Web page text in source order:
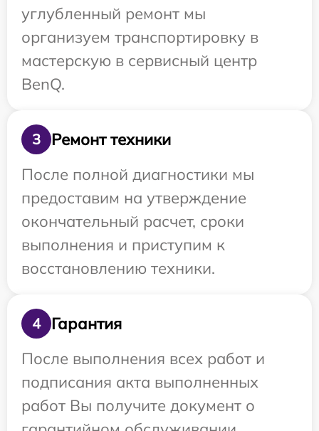
углубленный ремонт мы
организуем транспортировку в
мастерскую в сервисный центр
BenQ.
3
Ремонт техники
После полной диагностики мы
предоставим на утверждение
окончательный расчет, сроки
выполнения и приступим к
восстановлению техники.
4
Гарантия
После выполнения всех работ и
подписания акта выполненных
работ Вы получите документ о